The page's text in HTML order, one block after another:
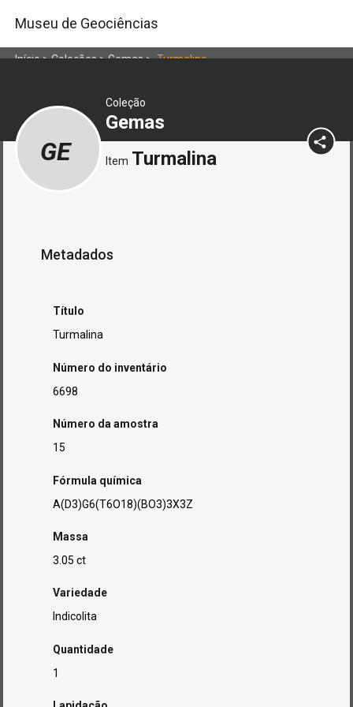
Museu de Geociências
Início>Coleções>Gemas>Turmalina
Coleção
Gemas
GE Item Turmalina
Metadados
Título
Turmalina
Número do inventário
6698
Número da amostra
15
Fórmula química
A(D3)G6(T6O18)(BO3)3X3Z
Massa
3.05 ct
Variedade
Indicolita
Quantidade
1